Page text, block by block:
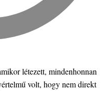
létezett, mindenhonnan
volt, hogy nem direkt